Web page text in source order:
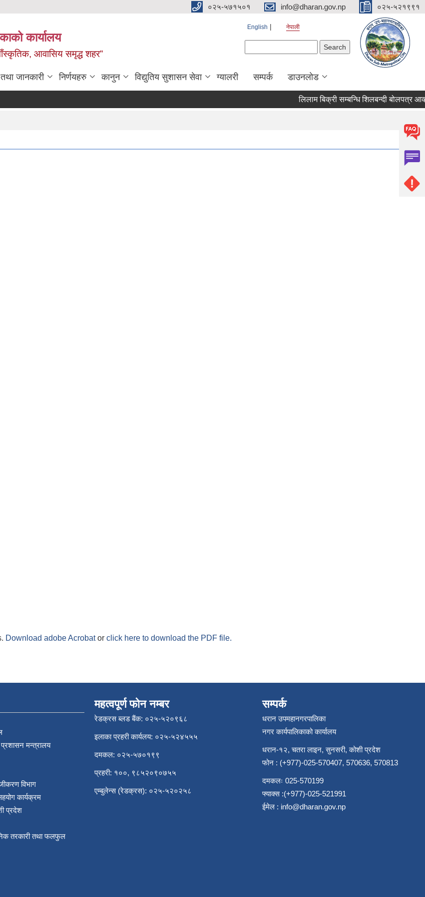
०२५-५७१५०१ info@dharan.gov.np ०२५-५२१९९१
कार्यालय
आवासिय समृद्ध शहर”
English नेपाली
जानकारी निर्णयहरु कानुन विद्युतिय सुशासन सेवा ग्यालरी सम्पर्क डाउनलोड
लिलाम बिक्री
Download adobe Acrobator click here to download the PDF file.
प्रशासन मन्त्रालय
विभाग
कार्यक्रम
प्रदेश
तरकारी तथा फलफुल
महत्वपूर्ण फोन नम्बर
रेडक्रस ब्लड बैंक: ०२५-५२०९६८
इलाका प्रहरी कार्यलय: ०२५-५२४५५५
दमकल: ०२५-५७०१९९
प्रहरी: १००, ९८५२०९०७५५
एम्बुलेन्स (रेडक्रस): ०२५-५२०२५८
सम्पर्क
धरान उपमहानगरपालिका
नगर कार्यपालिकाको कार्यालय
धरान-१२, चतरा लाइन, सुनसरी, कोशी प्रदेश
फोन : (+977)-025-570407, 570636, 570813
दमकलः 025-570199
फ्याक्स :(+977)-025-521991
ईमेल : info@dharan.gov.np